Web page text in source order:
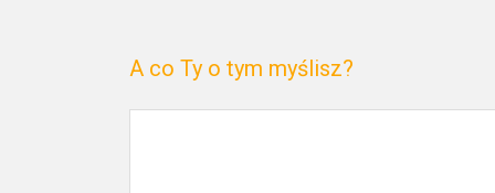
A co Ty o tym myślisz?